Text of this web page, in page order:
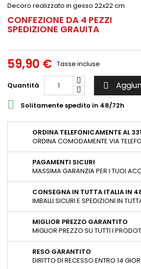
Decoro realizzato in gesso 22x22 cm
CONFEZIONE DA 4 PEZZI
SPEDIZIONE GRAUITA
59,90 € Tasse incluse
Quantità 
 Solitamente spedito in 48/72h
ORDINA TELEFONICAMENTE AL
ORDINA COMODAMENTE VIA
PAGAMENTI SICURI
MASSIMA GARANZIA PER I TUOI
CONSEGNA IN TUTTA ITALIA IN
IMBALLI SICURI E SPEDIZIONI IN
MIGLIOR PREZZO GARANTITO
MIGLIOR PREZZO SU TUTTI I
RESO GARANTITO
DIRITTO DI RECESSO ENTRO 14